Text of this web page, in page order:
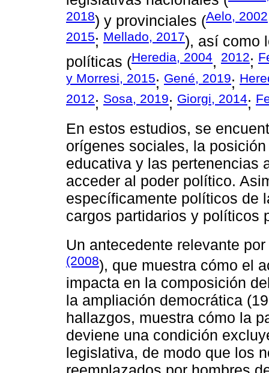
2018) y provinciales (Aelo, 2002
2015; Mellado, 2017), así como
políticas (Heredia, 2004, 2012;
y Morresi, 2015; Gené, 2019;
2012; Sosa, 2019; Giorgi, 2014;
En estos estudios, se
orígenes sociales, la
educativa y las pertenencias
acceder al poder político.
específicamente políticos de
cargos partidarios y políticos
Un antecedente relevante
(2008), que muestra cómo el
impacta en la composición
la ampliación democrática
hallazgos, muestra cómo la
deviene una condición
legislativa, de modo que los